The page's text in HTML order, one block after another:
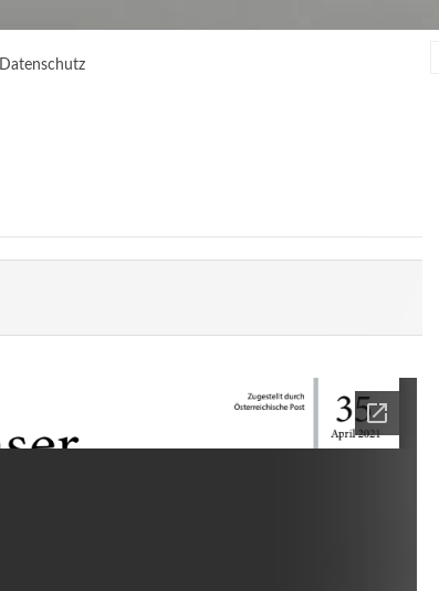
Datenschutz